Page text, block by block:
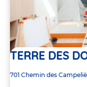
TERRE DES
Adresse
701 Chemin des